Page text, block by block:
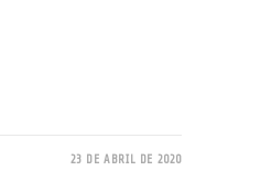
23 DE ABRIL DE 2020